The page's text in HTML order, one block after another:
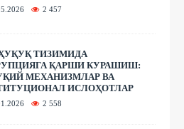
2 457
ТИЗИМИДА
ҚАРШИ КУРАШИШ:
МЕХАНИЗМЛАР ВА
ИСЛОҲОТЛАР
2 558